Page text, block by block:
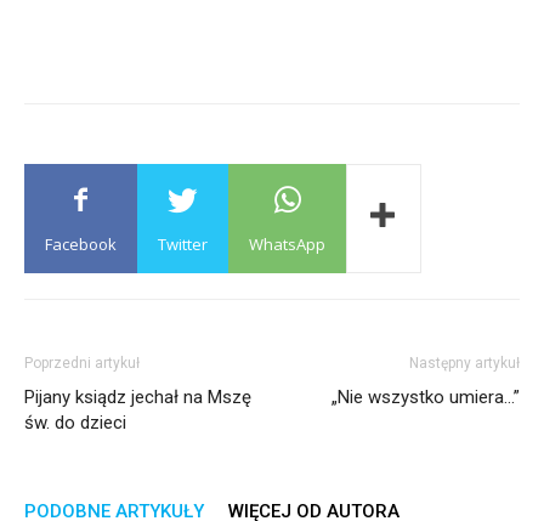
Facebook Twitter WhatsApp
Poprzedni artykuł
Pijany ksiądz jechał na Mszę
św. do dzieci
Następny artykuł
„Nie wszystko umiera…”
PODOBNE ARTYKUŁY WIĘCEJ OD AUTORA